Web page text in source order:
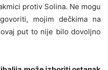
protiv Solina. Ne mogu
mojim dečkima na
put to nije bilo dovoljno